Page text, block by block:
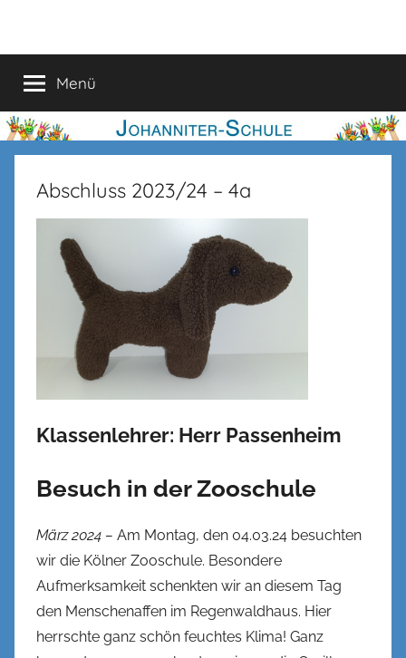
Schule
Menü
Abschluss 2023/24 – 4a
Klassenlehrer: Herr Passenheim
Besuch in der Zooschule
März 2024 – Am Montag, den 04.03.24 besuchten
wir die Kölner Zooschule. Besondere
Aufmerksamkeit schenkten wir an diesem Tag
den Menschenaffen im Regenwaldhaus. Hier
herrschte ganz schön feuchtes Klima! Ganz